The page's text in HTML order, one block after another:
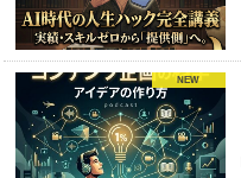
NEW